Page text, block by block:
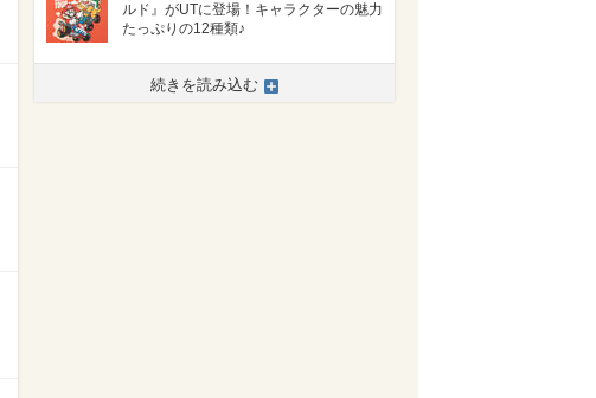
ルド』がUTに登場！キャラクターの魅力
たっぷりの12種類♪
続きを読み込む